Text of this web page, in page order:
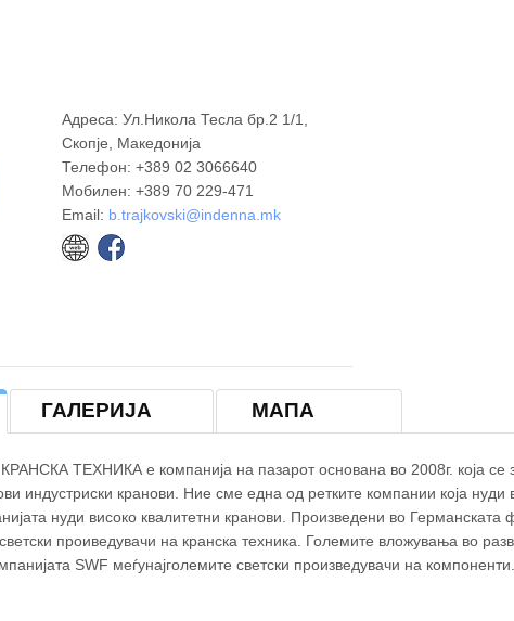
Aдреса: Ул.Никола Тесла бр.2 1/1,
Скопје, Македонија
Телефон: +389 02 3066640
Мобилен: +389 70 229-471
Email: b.trajkovski@indenna.mk
ГАЛЕРИЈА МАПА
ТЕХНИКА е компанија на пазарот основана во 2008г. која се
индустриски кранови. Ние сме една од ретките компании која
нуди високо квалитетни кранови. Произведени во
проиведувачи на кранска техника. Големите вложувања во
SWF меѓунајголемите светски произведувачи на компоненти.